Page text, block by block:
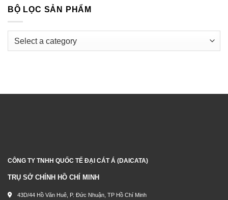
BỘ LỌC SẢN PHẨM
CÔNG TY TNHH QUỐC TẾ ĐẠI CÁT Á (DAICATA)
TRỤ SỞ CHÍNH HỒ CHÍ MINH
43D/44 Hồ Văn Huê, P. Đức Nhuận, TP Hồ Chí Minh